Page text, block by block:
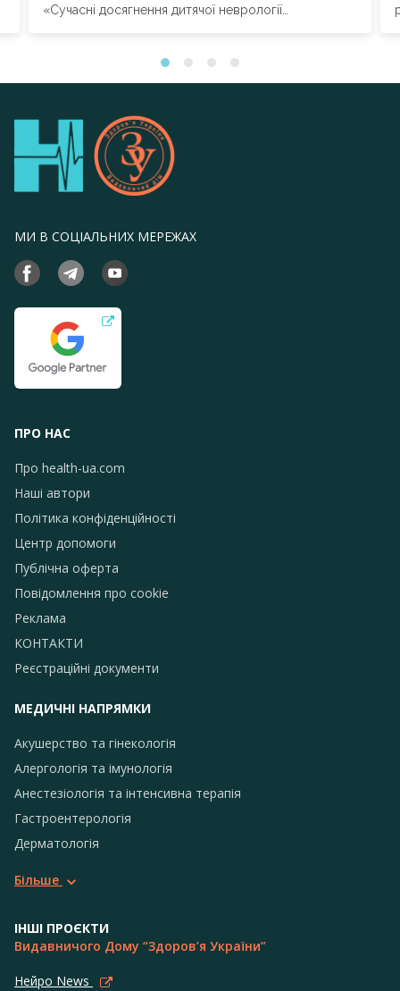
«Сучасні досягнення дитячої неврології
МИ В СОЦІАЛЬНИХ МЕРЕЖАХ
ПРО НАС
Про health-ua.com
Наші автори
Політика конфіденційності
Центр допомоги
Публічна оферта
Повідомлення про сookie
Реклама
КОНТАКТИ
Реєстраційні документи
МЕДИЧНІ НАПРЯМКИ
Акушерство та гінекологія
Алергологія та імунологія
Анестезіологія та інтенсивна терапія
Гастроентерологія
Дерматологія
Більше
ІНШІ ПРОЄКТИ
Видавничого Дому “Здоров’я України”
Нейро News